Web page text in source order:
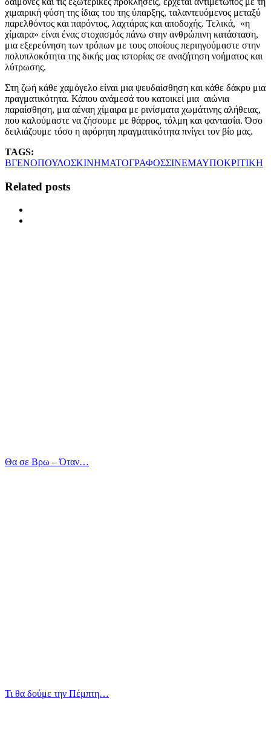
χιμαιρική φύση της ίδιας του της ύπαρξης, ταλαντευόμενος μεταξύ
παρελθόντος και παρόντος, λαχτάρας και αποδοχής. Τελικά, «η
χίμαιρα» είναι ένας στοχασμός πάνω στην ανθρώπινη κατάσταση,
μια εξερεύνηση των τρόπων με τους οποίους περιηγούμαστε στην
πολυπλοκότητα της δικής μας ιστορίας σε αναζήτηση νοήματος και
λύτρωσης.
Στη ζωή κάθε χαμόγελο είναι μια ψευδαίσθηση και κάθε δάκρυ μια
πραγματικότητα. Κάπου ανάμεσά του κατοικεί μια αιώνια
παραίσθηση, μια αέναη χίμαιρα με ρινίσματα χωμάτινης αλήθειας,
που καλούμαστε να ζήσουμε με θάρρος, τόλμη και φαντασία. Όσο
δειλιάζουμε τόσο η αφόρητη πραγματικότητα πνίγει τον βίο μας.
TAGS:
ΒΓΕΝΟΠΟΥΛΟΣΚΙΝΗΜΑΤΟΓΡΑΦΟΣΣΙΝΕΜΑΥΠΟΚΡΙΤΙΚΗ
Related posts
Θα σε Βρω – Όταν…
Τι θα δούμε την Πέμπτη…